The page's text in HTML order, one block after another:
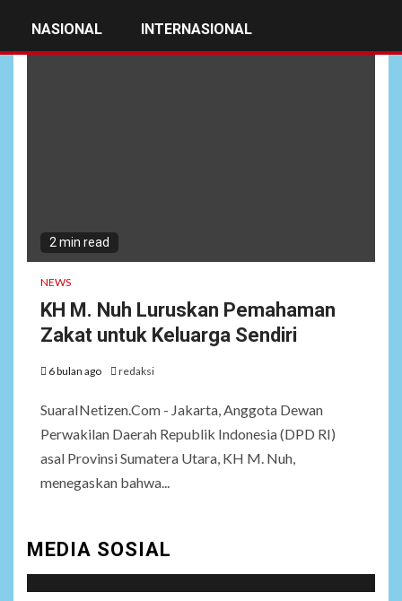
NASIONAL INTERNASIONAL
2 min read
NEWS
KH M. Nuh Luruskan Pemahaman
Zakat untuk Keluarga Sendiri
6 bulan ago redaksi
SuaraINetizen.Com - Jakarta, Anggota Dewan
Perwakilan Daerah Republik Indonesia (DPD RI)
asal Provinsi Sumatera Utara, KH M. Nuh,
menegaskan bahwa...
MEDIA SOSIAL